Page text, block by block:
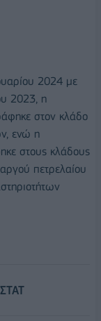
2024 με
2023, η
στον κλάδο
ενώ η
στους κλάδους
πετρελαίου